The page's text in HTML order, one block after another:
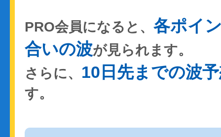
PRO会員になると、 各ポイ
合いの波が見られます。
さらに、 10日先までの波
す。